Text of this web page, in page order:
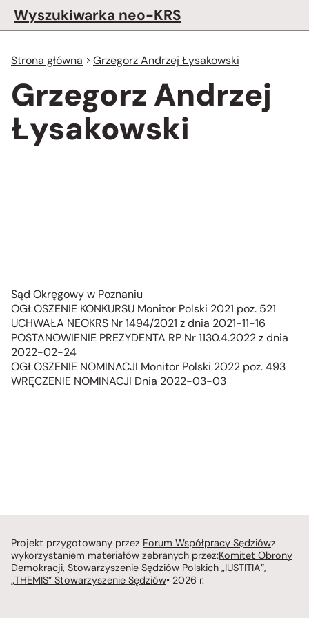
Wyszukiwarka neo-KRS
Strona główna Grzegorz Andrzej Łysakowski
Grzegorz Andrzej
Łysakowski
Sąd Okręgowy w Poznaniu
OGŁOSZENIE KONKURSU Monitor Polski 2021 poz. 521
UCHWAŁA NEOKRS Nr 1494/2021 z dnia 2021-11-16
POSTANOWIENIE PREZYDENTA RP Nr 1130.4.2022 z dnia
2022-02-24
OGŁOSZENIE NOMINACJI Monitor Polski 2022 poz. 493
WRĘCZENIE NOMINACJI Dnia 2022-03-03
Projekt przygotowany przez Forum Współpracy Sędziówz
wykorzystaniem materiałów zebranych przez:Komitet Obrony
Demokracji, Stowarzyszenie Sędziów Polskich „IUSTITIA”,
„THEMIS” Stowarzyszenie Sędziów• 2026 r.